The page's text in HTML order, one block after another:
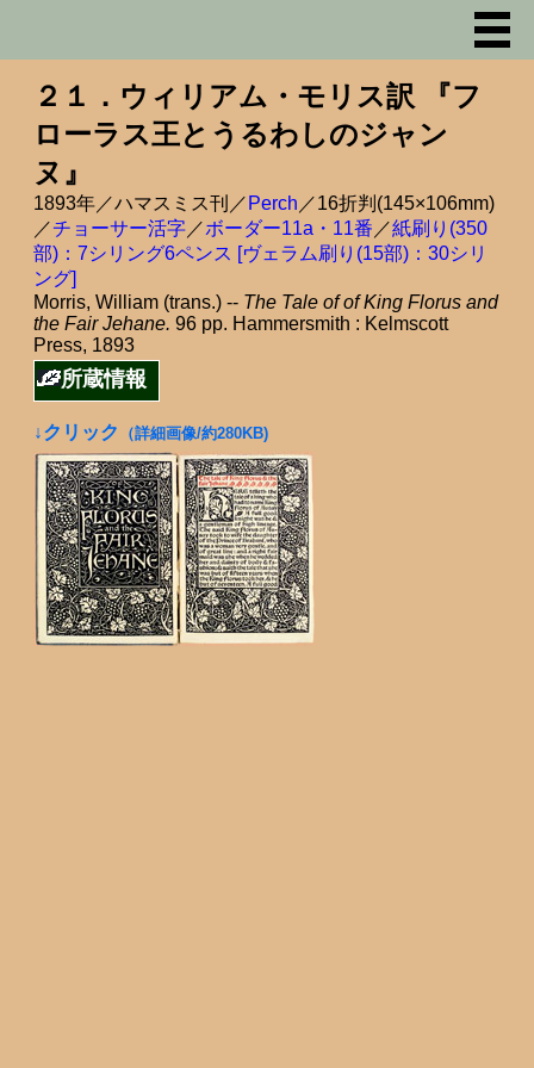
２１．ウィリアム・モリス訳 『フ
ローラス王とうるわしのジャン
ヌ』
1893年／ハマスミス刊／ Perch ／16折判(145×106mm)
／チョーサー活字 ／ボーダー11a・11番 ／紙刷り(350
部)：7シリング6ペンス [ヴェラム刷り(15部)：30シリ
ング]
Morris, William (trans.) -- The Tale of of King Florus and
the Fair Jehane. 96 pp. Hammersmith : Kelmscott
Press, 1893
所蔵情報
↓クリック （詳細画像/約280KB)